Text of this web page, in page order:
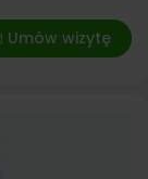
Umów wizytę